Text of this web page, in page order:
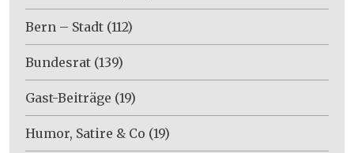
Bern – Stadt (112)
Bundesrat (139)
Gast-Beiträge (19)
Humor, Satire & Co (19)